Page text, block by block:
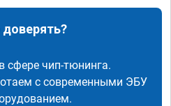
сфере чип-тюнинга.
с современными ЭБУ